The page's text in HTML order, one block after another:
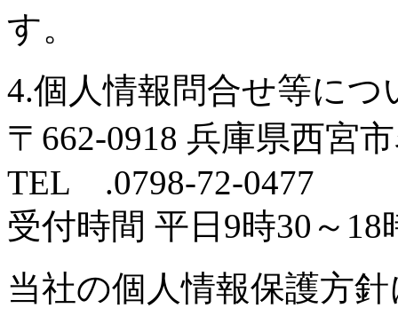
す。
4.個人情報問合せ等に
〒662-0918 兵庫県西宮
TEL .0798-72-0477
受付時間 平日9時30～18
当社の個人情報保護方針